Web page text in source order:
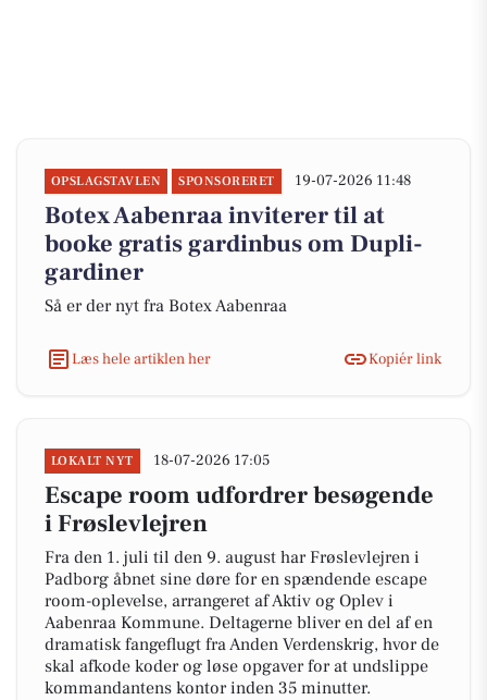
OPSLAGSTAVLEN SPONSORERET 19-07-2026 11:48
Botex Aabenraa inviterer til at
booke gratis gardinbus om Dupli-
gardiner
Så er der nyt fra Botex Aabenraa
Læs hele artiklen her Kopiér link
LOKALT NYT 18-07-2026 17:05
Escape room udfordrer besøgende
i Frøslevlejren
Fra den 1. juli til den 9. august har Frøslevlejren i
Padborg åbnet sine døre for en spændende escape
room-oplevelse, arrangeret af Aktiv og Oplev i
Aabenraa Kommune. Deltagerne bliver en del af en
dramatisk fangeflugt fra Anden Verdenskrig, hvor de
skal afkode koder og løse opgaver for at undslippe
kommandantens kontor inden 35 minutter.